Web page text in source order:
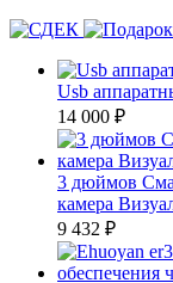
Usb
14 000 ₽
3 дюймов
камера
9 432 ₽